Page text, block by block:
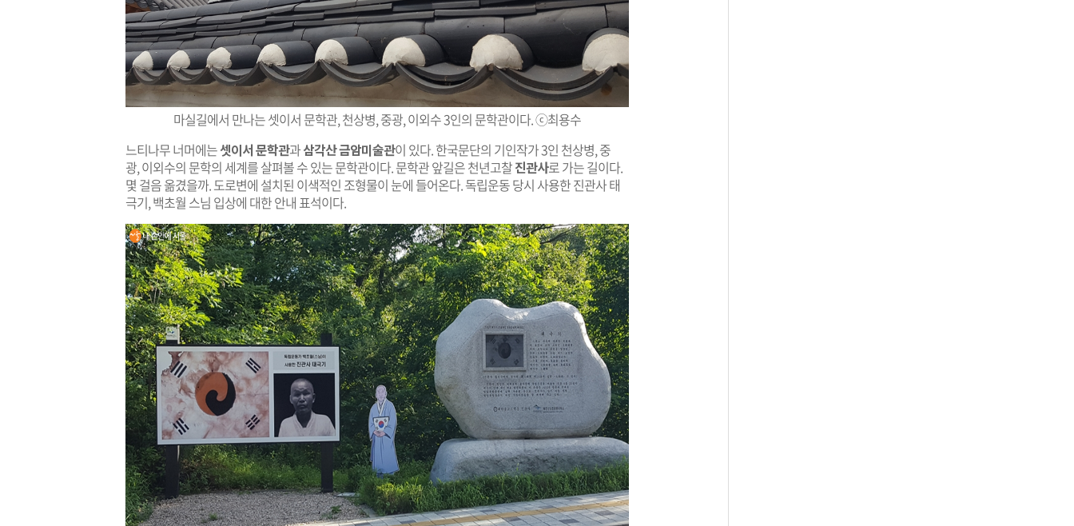
마실길에서 만나는 셋이서 문학관, 천상병, 중광, 이외수 3인의 문학관이다. ⓒ최용수
느티나무 너머에는셋이서 문학관과삼각산 금암미술관이 있다. 한국문단의 기인작가 3인 천상병, 중
광, 이외수의 문학의 세계를 살펴볼 수 있는 문학관이다. 문학관 앞길은 천년고찰진관사로 가는 길이다.
몇 걸음 옮겼을까. 도로변에 설치된 이색적인 조형물이 눈에 들어온다. 독립운동 당시 사용한 진관사 태
극기, 백초월 스님 입상에 대한 안내 표석이다.